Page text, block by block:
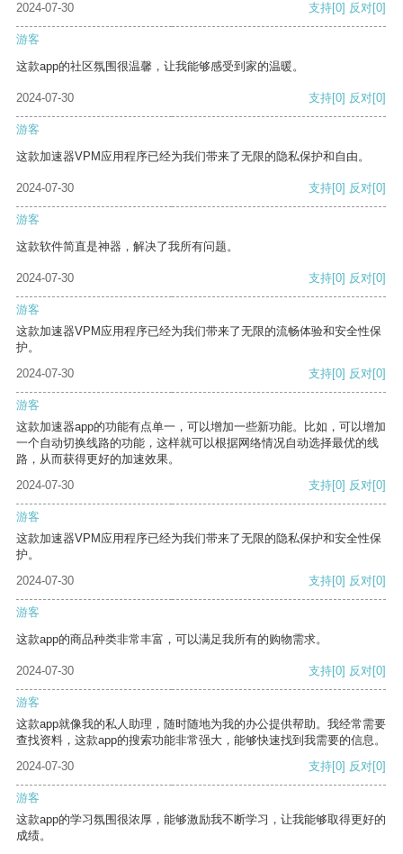
2024-07-30 支持[0] 反对[0]
游客
这款app的社区氛围很温馨，让我能够感受到家的温暖。
2024-07-30 支持[0] 反对[0]
游客
这款加速器VPM应用程序已经为我们带来了无限的隐私保护和自由。
2024-07-30 支持[0] 反对[0]
游客
这款软件简直是神器，解决了我所有问题。
2024-07-30 支持[0] 反对[0]
游客
这款加速器VPM应用程序已经为我们带来了无限的流畅体验和安全性保
护。
2024-07-30
支持[0] 反对[0]
游客
这款加速器app的功能有点单一，可以增加一些新功能。比如，可以增加
一个自动切换线路的功能，这样就可以根据网络情况自动选择最优的线
路，从而获得更好的加速效果。
2024-07-30
支持[0] 反对[0]
游客
这款加速器VPM应用程序已经为我们带来了无限的隐私保护和安全性保
护。
2024-07-30
支持[0] 反对[0]
游客
这款app的商品种类非常丰富，可以满足我所有的购物需求。
2024-07-30 支持[0] 反对[0]
游客
这款app就像我的私人助理，随时随地为我的办公提供帮助。我经常需要
查找资料，这款app的搜索功能非常强大，能够快速找到我需要的信息。
2024-07-30
支持[0] 反对[0]
游客
这款app的学习氛围很浓厚，能够激励我不断学习，让我能够取得更好的
成绩。